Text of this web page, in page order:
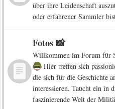
über ihre Leidenschaft
oder erfahrener Sammler
Fotos 📸
Willkommen im Forum für
Hier treffen sich
die sich für die Geschichte
interessieren. Taucht ein in
faszinierende Welt der